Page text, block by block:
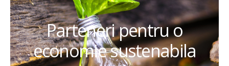
Parteneri pentru o
economie sustenabila